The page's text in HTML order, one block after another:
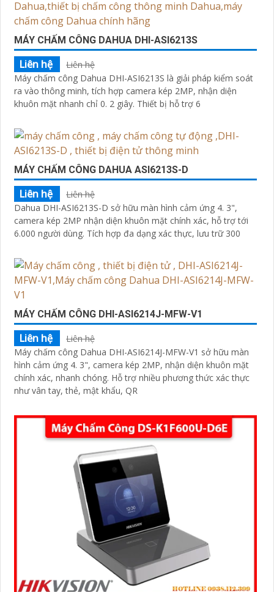
MÁY CHẤM CÔNG DAHUA DHI-ASI6213S
Liên hệ
Liên hệ
Máy chấm công Dahua DHI-ASI6213S là giải pháp kiểm soát
ra vào thông minh, tích hợp camera kép 2MP, nhận diện
khuôn mặt nhanh chỉ 0. 2 giây. Thiết bị hỗ trợ 6
MÁY CHẤM CÔNG DAHUA ASI6213S-D
Liên hệ
Liên hệ
Dahua DHI-ASI6213S-D sở hữu màn hình cảm ứng 4. 3",
camera kép 2MP nhận diện khuôn mặt chính xác, hỗ trợ tới
6.000 người dùng. Tích hợp đa dạng xác thực, lưu trữ 300
MÁY CHẤM CÔNG DHI-ASI6214J-MFW-V1
Liên hệ
Liên hệ
Máy chấm công Dahua DHI-ASI6214J-MFW-V1 sở hữu màn
hình cảm ứng 4. 3", camera kép 2MP, nhận diện khuôn mặt
chính xác, nhanh chóng. Hỗ trợ nhiều phương thức xác thực
như vân tay, thẻ, mật khẩu, QR